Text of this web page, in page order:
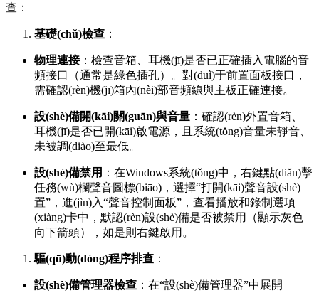
查：
基礎(chǔ)檢查 ：
物理連接：檢查音箱、耳機(jī)是否已正確插入電腦的音
頻接口（通常是綠色插孔）。對(duì)于前置面板接口，
需確認(rèn)機(jī)箱內(nèi)部音頻線與主板正確連接。
設(shè)備開(kāi)關(guān)與音量 ：確認(rèn)外置音箱、
耳機(jī)是否已開(kāi)啟電源，且系統(tǒng)音量未靜音、
未被調(diào)至最低。
設(shè)備禁用 ：在Windows系統(tǒng)中，右鍵點(diǎn)擊
任務(wù)欄聲音圖標(biāo)，選擇“打開(kāi)聲音設(shè)
置”，進(jìn)入“聲音控制面板”，查看播放和錄制選項
(xiàng)卡中，默認(rèn)設(shè)備是否被禁用（顯示灰色
向下箭頭），如是則右鍵啟用。
驅(qū)動(dòng)程序排查 ：
設(shè)備管理器檢查 ：在“設(shè)備管理器”中展開